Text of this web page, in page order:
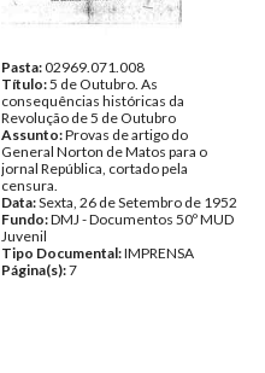
Pasta:02969.071.008
Título:5 de Outubro. As
consequências históricas da
Revolução de 5 de Outubro
Assunto:Provas de artigo do
General Norton de Matos para o
jornal República, cortado pela
censura.
Data:Sexta, 26 de Setembro de 1952
Fundo:DMJ - Documentos 50º MUD
Juvenil
Tipo Documental:IMPRENSA
Página(s):7